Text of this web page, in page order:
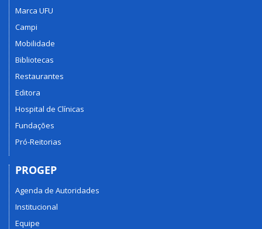
Marca UFU
Campi
Mobilidade
Bibliotecas
Restaurantes
Editora
Hospital de Clínicas
Fundações
Pró-Reitorias
PROGEP
Agenda de Autoridades
Institucional
Equipe